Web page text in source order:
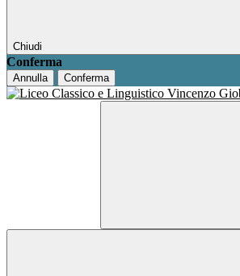
Chiudi
Conferma
Annulla Conferma